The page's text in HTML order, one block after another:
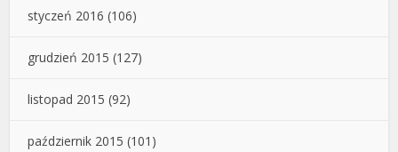
styczeń 2016 (106)
grudzień 2015 (127)
listopad 2015 (92)
październik 2015 (101)